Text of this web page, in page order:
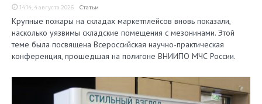
14:14, 4 августа 2026 Статьи
Крупные пожары на складах маркетплейсов вновь показали,
насколько уязвимы складские помещения с мезонинами. Этой
теме была посвящена Всероссийская научно-практическая
конференция, прошедшая на полигоне ВНИИПО МЧС России.